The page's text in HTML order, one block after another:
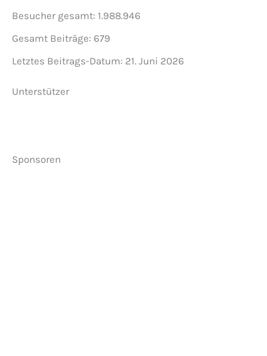
Besucher gesamt: 1.988.946
Gesamt Beiträge: 679
Letztes Beitrags-Datum: 21. Juni 2026
Unterstützer
Sponsoren